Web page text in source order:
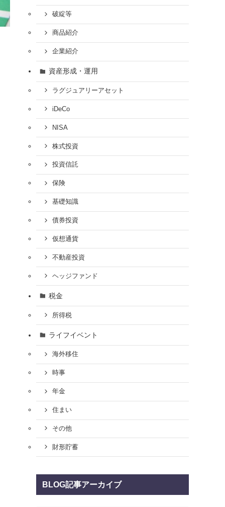
破綻等
商品紹介
企業紹介
資産形成・運用
ラグジュアリーアセット
iDeCo
NISA
株式投資
投資信託
保険
基礎知識
債券投資
仮想通貨
不動産投資
ヘッジファンド
税金
所得税
ライフイベント
海外移住
時事
年金
住まい
その他
財形貯蓄
BLOG記事アーカイブ